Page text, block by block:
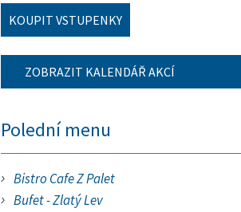
KOUPIT VSTUPENKY
ZOBRAZIT KALENDÁŘ AKCÍ
Polední menu
Bistro Cafe Z Palet
Bufet - Zlatý Lev